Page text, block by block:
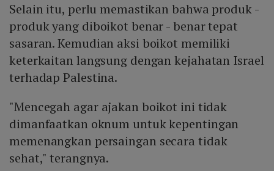
Selain itu, perlu memastikan bahwa produk -
produk yang diboikot benar - benar tepat
sasaran. Kemudian aksi boikot memiliki
keterkaitan langsung dengan kejahatan Israel
terhadap Palestina.
"Mencegah agar ajakan boikot ini tidak
dimanfaatkan oknum untuk kepentingan
memenangkan persaingan secara tidak
sehat," terangnya.